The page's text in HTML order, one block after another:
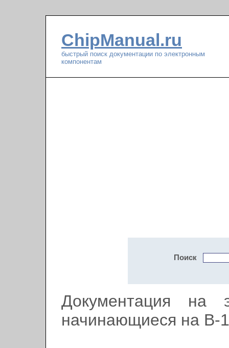
ChipManual.ru
быстрый поиск документации по электронным
компонентам
Поиск
Документация на
начинающиеся на B-